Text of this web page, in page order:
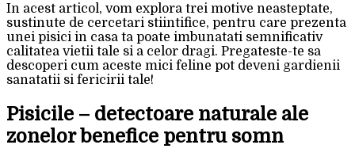
In acest articol, vom explora trei motive neasteptate,
sustinute de cercetari stiintifice, pentru care prezenta
unei pisici in casa ta poate imbunatati semnificativ
calitatea vietii tale si a celor dragi. Pregateste-te sa
descoperi cum aceste mici feline pot deveni gardienii
sanatatii si fericirii tale!
Pisicile – detectoare naturale ale
zonelor benefice pentru somn